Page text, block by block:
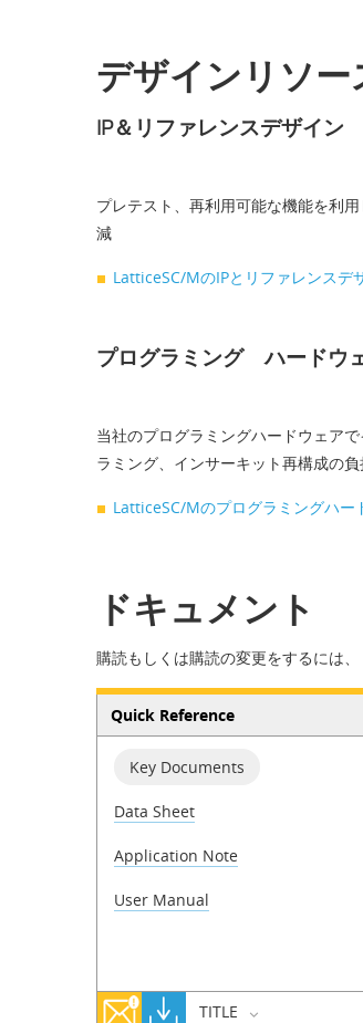
デザインリソー
IP＆リファレンスデザイン
プレテスト、再利用可能な機能を利
減
LatticeSC/MのIPとリファレンスデ
プログラミング ハードウ
当社のプログラミングハードウェア
ラミング、インサーキット再構成の
LatticeSC/Mのプログラミングハー
ドキュメント
購読もしくは購読の変更をするには
Quick Reference
Key Documents
Data Sheet
Application Note
User Manual
TITLE